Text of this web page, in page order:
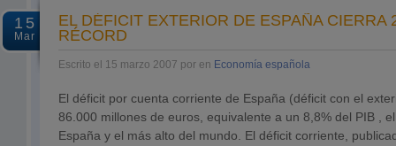
15
Mar
EL DÉFICIT EXTERIOR DE ESPAÑA CIERRA
RÉCORD
Escrito el 15 marzo 2007 por en Economía española
El déficit por cuenta corriente de España (déficit con el
86.000 millones de euros, equivalente a un 8,8% del PIB ,
España y el más alto del mundo. El déficit corriente,